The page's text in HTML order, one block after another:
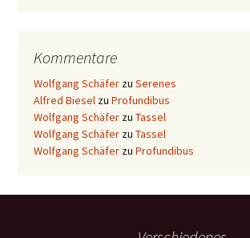
Kommentare
Wolfgang Schäfer zu Serenes
Alfred Biesel zu Profundibus
Wolfgang Schäfer zu Tassel
Wolfgang Schäfer zu Tassel
Wolfgang Schäfer zu Profundibus